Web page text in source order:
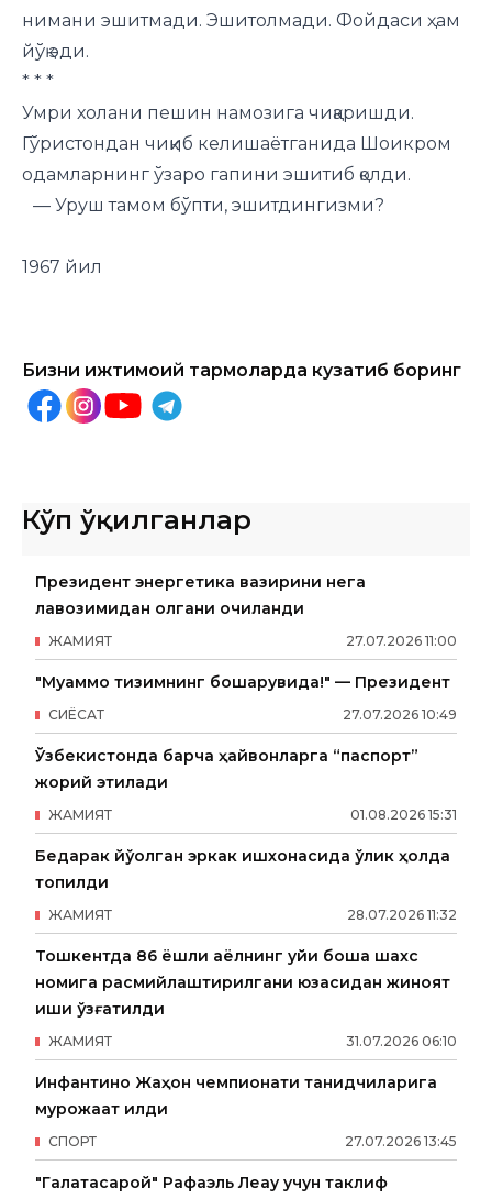
нимани эшитмади. Эшитолмади. Фойдаси ҳам
йўқ эди.
* * *
Умри холани пешин намозига чиқаришди.
Гўристондан чиқиб келишаётганида Шоикром
одамларнинг ўзаро гапини эшитиб қолди.
— Уруш тамом бўпти, эшитдингизми?
1967 йил
Бизни ижтимоий тармоқларда кузатиб боринг
Кўп ўқилганлар
Президент энергетика вазирини нега
лавозимидан олгани очиқланди
27.07.2026 11:00
ЖАМИЯТ
"Муаммо тизимнинг бошқарувида!" — Президент
27.07.2026 10:49
СИËСАТ
Ўзбекистонда барча ҳайвонларга “паспорт”
жорий этилади
01.08.2026 15:31
ЖАМИЯТ
Бедарак йўқолган эркак ишхонасида ўлик ҳолда
топилди
28.07.2026 11:32
ЖАМИЯТ
Тошкентда 86 ёшли аёлнинг уйи бошқа шахс
номига расмийлаштирилгани юзасидан жиноят
иши қўзғатилди
31.07.2026 06:10
ЖАМИЯТ
Инфантино Жаҳон чемпионати танқидчиларига
мурожаат қилди
27.07.2026 13:45
СПОРТ
"Галатасарой" Рафаэль Леау учун таклиф